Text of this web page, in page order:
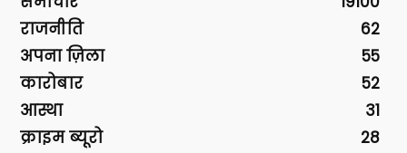
राजनीति
62
अपना ज़िला
55
कारोबार
52
आस्था
31
क्राइम ब्यूरो
28